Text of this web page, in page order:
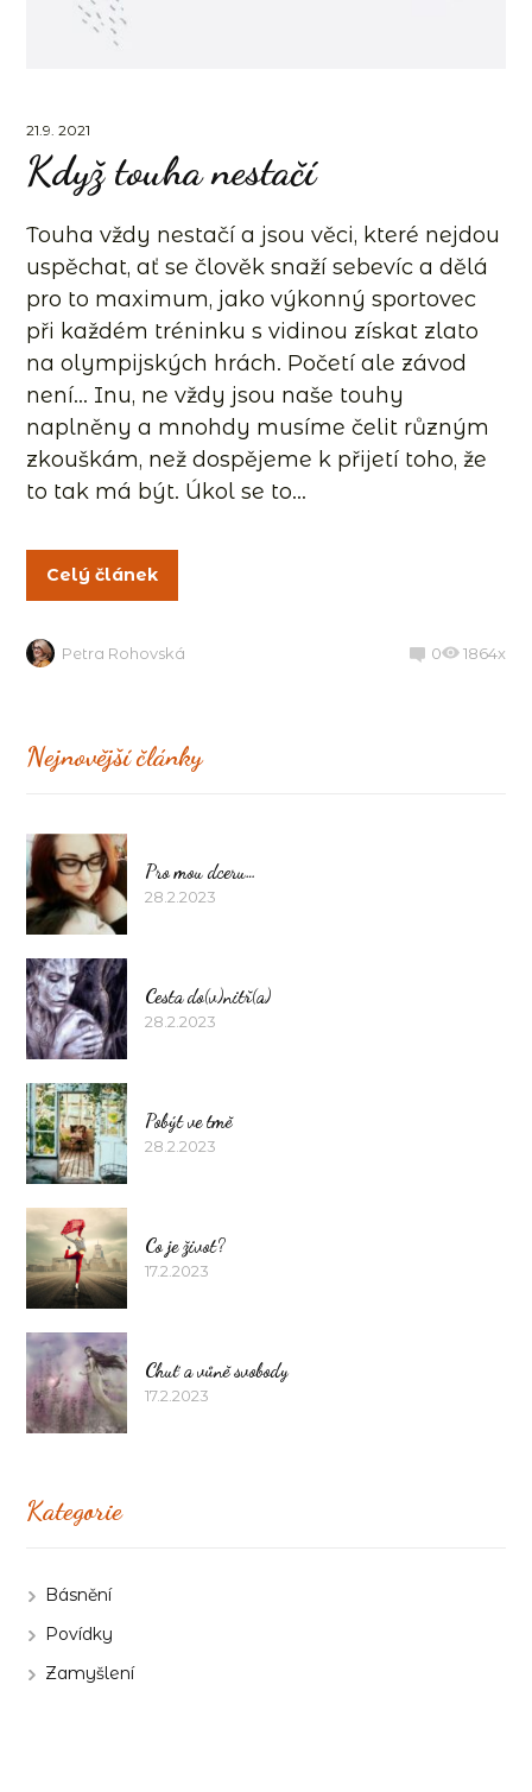
21.9. 2021
Když touha nestačí
Touha vždy nestačí a jsou věci, které nejdou
uspěchat, ať se člověk snaží sebevíc a dělá
pro to maximum, jako výkonný sportovec
při každém tréninku s vidinou získat zlato
na olympijských hrách. Početí ale závod
není… Inu, ne vždy jsou naše touhy
naplněny a mnohdy musíme čelit různým
zkouškám, než dospějeme k přijetí toho, že
to tak má být. Úkol se to...
Celý článek
Petra Rohovská 0 1864x
Nejnovější články
Pro mou dceru…
28.2.2023
Cesta do(v)nitř(a)
28.2.2023
Pobýt ve tmě
28.2.2023
Co je život?
17.2.2023
Chuť a vůně svobody
17.2.2023
Kategorie
Básnění
Povídky
Zamyšlení